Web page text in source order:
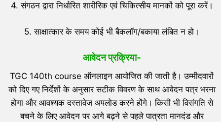
4. संगठन द्वारा निर्धारित शारीरिक एवं चिकित्सीय मानकों को पूरा करें।
5. साक्षात्कार के समय कोई भी बैकलॉग/बकाया लंबित न हो।
आवेदन प्रक्रिया-
TGC 140th course ऑनलाइन आयोजित की जाती है। उम्मीदवारों
को दिए गए निर्देशों के अनुसार सटीक विवरण के साथ आवेदन पत्र भरना
होगा और आवश्यक दस्तावेज अपलोड करने होंगे। किसी भी विसंगति से
बचने के लिए आवेदन पर आगे बढ़ने से पहले पात्रता मानदंड और